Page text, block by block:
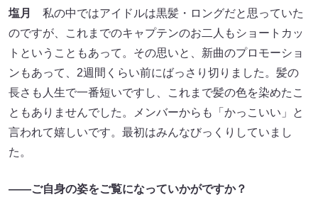
塩月
私の中ではアイドルは黒髪・ロングだと思っていた
のですが、これまでのキャプテンのお二人もショートカッ
トということもあって。その思いと、新曲のプロモーショ
ンもあって、2週間くらい前にばっさり切りました。髪の
長さも人生で一番短いですし、これまで髪の色を染めたこ
ともありませんでした。メンバーからも「かっこいい」と
言われて嬉しいです。最初はみんなびっくりしていまし
た。
――ご自身の姿をご覧になっていかがですか？